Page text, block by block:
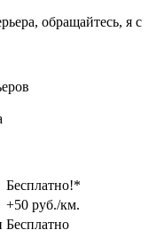
обращайтесь, я с
Бесплатно!*
+50 руб./км.
Бесплатно